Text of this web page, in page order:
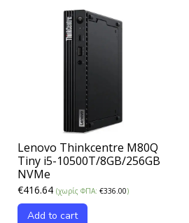
Lenovo Thinkcentre M80Q
Tiny i5-10500T/8GB/256GB
NVMe
€416.64 (χωρίς ΦΠΑ: €336.00)
Add to cart